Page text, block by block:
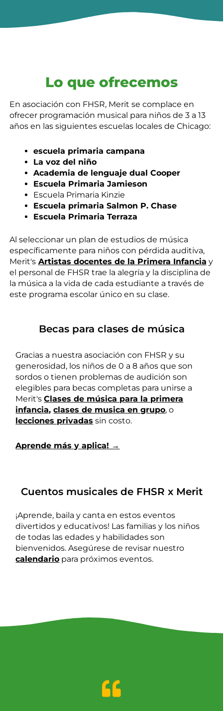
Lo que ofrecemos
En asociación con FHSR, Merit se complace en
ofrecer programación musical para niños de 3 a 13
años en las siguientes escuelas locales de Chicago:
escuela primaria campana
La voz del niño
Academia de lenguaje dual Cooper
Escuela Primaria Jamieson
Escuela Primaria Kinzie
Escuela primaria Salmon P. Chase
Escuela Primaria Terraza
Al seleccionar un plan de estudios de música
específicamente para niños con pérdida auditiva,
Merit's Artistas docentes de la Primera Infancia y
el personal de FHSR trae la alegría y la disciplina de
la música a la vida de cada estudiante a través de
este programa escolar único en su clase.
Becas para clases de música
Gracias a nuestra asociación con FHSR y su
generosidad, los niños de 0 a 8 años que son
sordos o tienen problemas de audición son
elegibles para becas completas para unirse a
Merit'sClases de música para la primera
infancia, clases de musica en grupo, o
lecciones privadas sin costo.
Aprende más y aplica! →
Cuentos musicales de FHSR x Merit
¡Aprende, baila y canta en estos eventos
divertidos y educativos! Las familias y los niños
de todas las edades y habilidades son
bienvenidos. Asegúrese de revisar nuestro
calendario para próximos eventos.